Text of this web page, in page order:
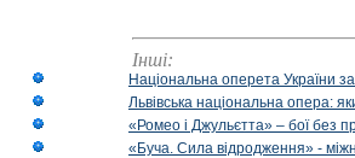
Інші:
Національна оперета України
Львівська національна опера:
«Ромео і Джульєтта» – бої без
«Буча. Сила відродження» -